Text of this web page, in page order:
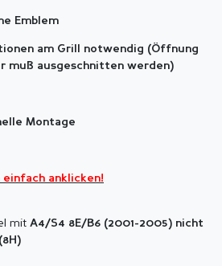
Emblem
am Grill notwendig (Öffnung
muß ausgeschnitten werden)
Montage
anklicken!
mit A4/S4 8E/B6 (2001-2005) nicht